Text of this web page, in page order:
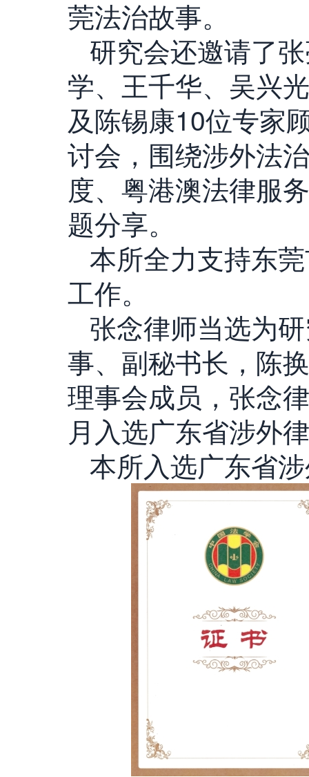
莞法治故事。
研究会还邀请了
学、王千华、吴兴
及陈锡康10位专家
讨会，围绕涉外法
度、粤港澳法律服
题分享。
本所全力支持东
工作。
张念律师当选为
事、副秘书长，陈
理事会成员，张念
月入选广东省涉外
本所入选广东省